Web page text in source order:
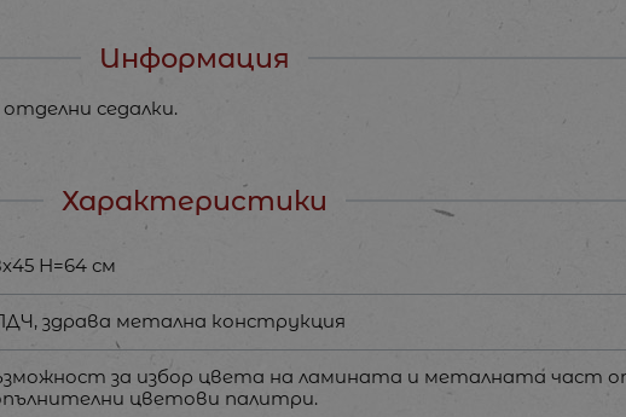
Информация
седалки.
Характеристики
Н=64 см
здрава метална конструкция
за избор цвета на ламината и металната част
цветови палитри.